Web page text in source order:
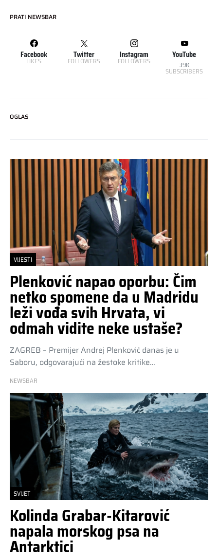
PRATI NEWSBAR
Facebook
LIKES
Twitter
FOLLOWERS
Instagram
FOLLOWERS
YouTube
39K
SUBSCRIBERS
OGLAS
VIJESTI
Plenković napao oporbu: Čim
netko spomene da u Madridu
leži vođa svih Hrvata, vi
odmah vidite neke ustaše?
ZAGREB – Premijer Andrej Plenković danas je u
Saboru, odgovarajući na žestoke kritike…
NEWSBAR
SVIJET
Kolinda Grabar-Kitarović
napala morskog psa na
Antarktici